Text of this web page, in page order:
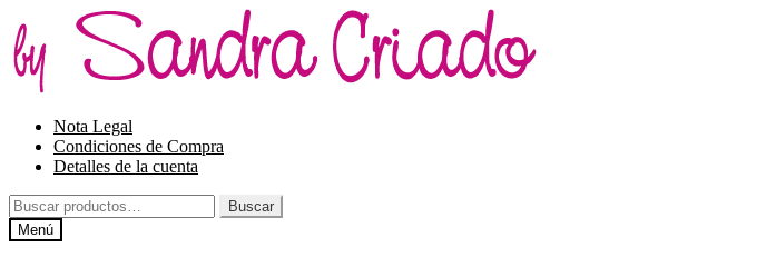
la
navegación
al
contenido
Nota Legal
Condiciones de Compra
Detalles de la cuenta
Buscar
por:
Buscar
Menú